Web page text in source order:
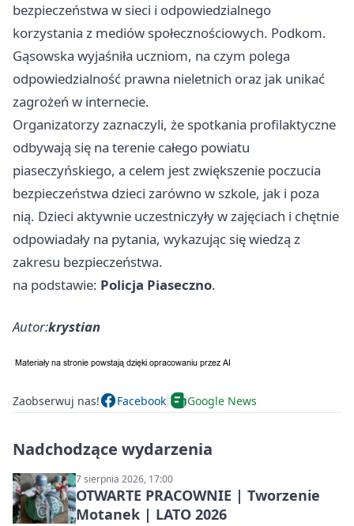
bezpieczeństwa w sieci i odpowiedzialnego
korzystania z mediów społecznościowych. Podkom.
Gąsowska wyjaśniła uczniom, na czym polega
odpowiedzialność prawna nieletnich oraz jak unikać
zagrożeń w internecie.
Organizatorzy zaznaczyli, że spotkania profilaktyczne
odbywają się na terenie całego powiatu
piaseczyńskiego, a celem jest zwiększenie poczucia
bezpieczeństwa dzieci zarówno w szkole, jak i poza
nią. Dzieci aktywnie uczestniczyły w zajęciach i chętnie
odpowiadały na pytania, wykazując się wiedzą z
zakresu bezpieczeństwa.
na podstawie: Policja Piaseczno.
Autor:krystian
Zaobserwuj nas! Facebook Google News
Nadchodzące wydarzenia
7 sierpnia 2026, 17:00
OTWARTE PRACOWNIE | Tworzenie
Motanek | LATO 2026